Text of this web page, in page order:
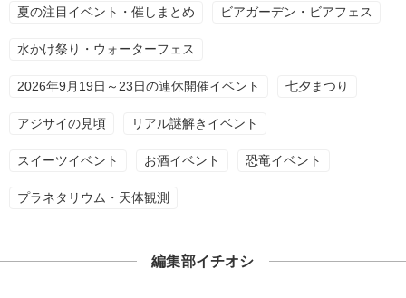
夏の注目イベント・催しまとめ ビアガーデン・ビアフェス
水かけ祭り・ウォーターフェス
2026年9月19日～23日の連休開催イベント 七夕まつり
アジサイの見頃 リアル謎解きイベント
スイーツイベント お酒イベント 恐竜イベント
プラネタリウム・天体観測
編集部イチオシ